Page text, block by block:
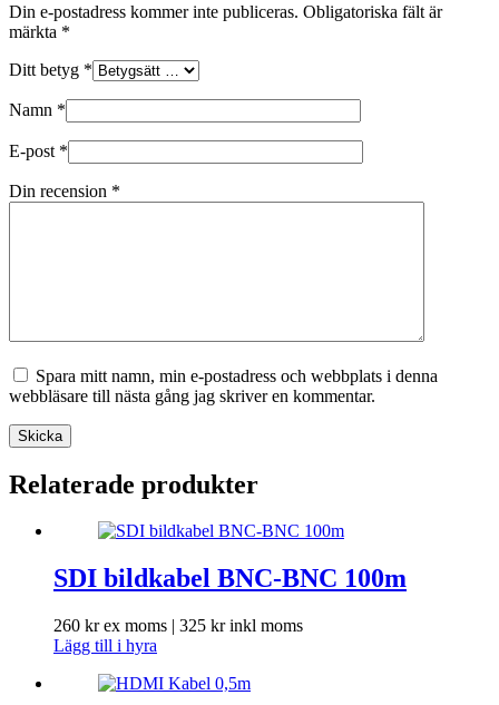
Din e-postadress kommer inte publiceras. Obligatoriska fält är
märkta *
Ditt betyg *
Namn *
E-post *
Din recension *
Spara mitt namn, min e-postadress och webbplats i denna
webbläsare till nästa gång jag skriver en kommentar.
Skicka
Relaterade produkter
SDI bildkabel BNC-BNC 100m
260 krex moms | 325 krinkl moms
Lägg till i hyra